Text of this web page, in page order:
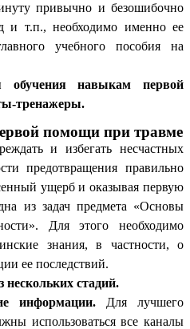
привычно и безошибочно
и т.п., необходимо именно ее
учебного пособия на
обучения навыкам первой
тренажеры.
помощи при травме
и избегать несчастных
предотвращения правильно
ущерб и оказывая первую
из задач предмета «Основы
Для этого необходимо
знания, в частности, о
ее последствий.
нескольких стадий.
информации. Для лучшего
использоваться все каналы